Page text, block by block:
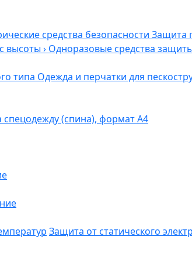
средства безопасности Защита
высоты › Одноразовые средства
типа Одежда и перчатки для
спецодежду (спина), формат А4
Защита от статического